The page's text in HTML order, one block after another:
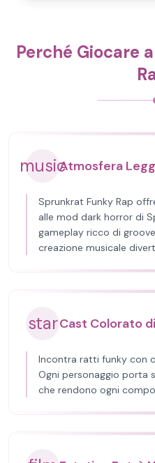
Perché Giocare
musicAtmosfera
Sprunkrat Funky Rap
alle mod dark horror di
gameplay ricco di
creazione musicale
starCast Colorato
Incontra ratti funky con
Ogni personaggio porta
che rendono ogni